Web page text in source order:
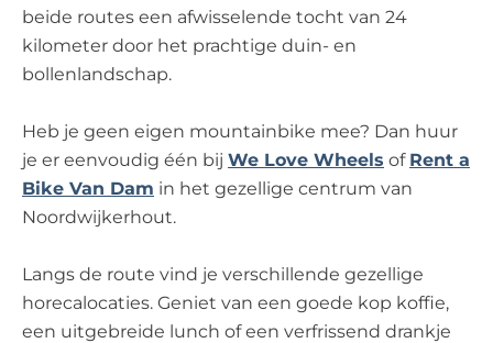
beide routes een afwisselende tocht van 24
kilometer door het prachtige duin- en
bollenlandschap.
Heb je geen eigen mountainbike mee? Dan huur
je er eenvoudig één bij We Love Wheels of Rent a
Bike Van Dam in het gezellige centrum van
Noordwijkerhout.
Langs de route vind je verschillende gezellige
horecalocaties. Geniet van een goede kop koffie,
een uitgebreide lunch of een verfrissend drankje